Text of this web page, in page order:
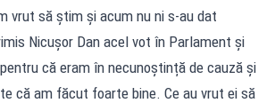
vrut să știm și acum nu ni s-au dat
Nicușor Dan acel vot în Parlament și
că eram în necunoștință de cauză și
că am făcut foarte bine. Ce au vrut ei să